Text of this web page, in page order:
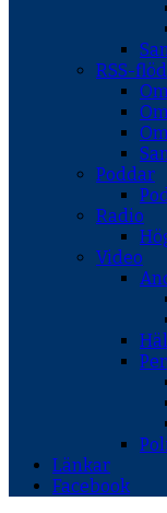
RSS-
Poddar
Radio
Video
Länkar
Facebook